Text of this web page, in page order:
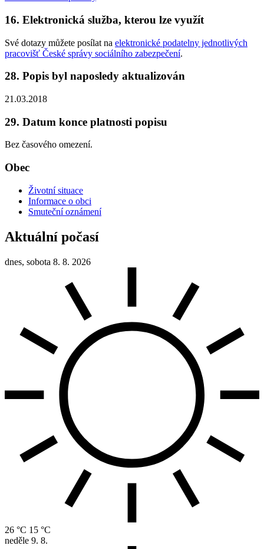
16. Elektronická služba, kterou lze využít
Své dotazy můžete posílat na elektronické podatelny jednotlivých
pracovišť České správy sociálního zabezpečení.
28. Popis byl naposledy aktualizován
21.03.2018
29. Datum konce platnosti popisu
Bez časového omezení.
Obec
Životní situace
Informace o obci
Smuteční oznámení
Aktuální počasí
dnes, sobota 8. 8. 2026
26 °C 15 °C
neděle 9. 8.